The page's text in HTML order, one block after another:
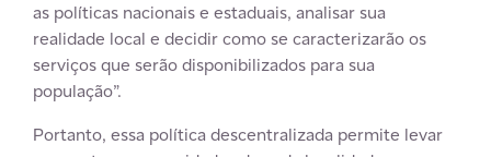
as políticas nacionais e estaduais, analisar sua
realidade local e decidir como se caracterizarão os
serviços que serão disponibilizados para sua
população”.
Portanto, essa política descentralizada permite levar